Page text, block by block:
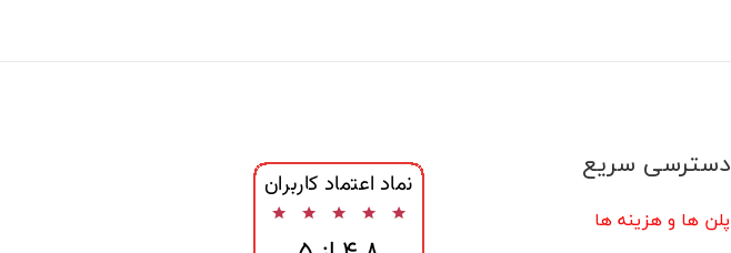
دسترسی سریع
پلن ها و هزینه ها